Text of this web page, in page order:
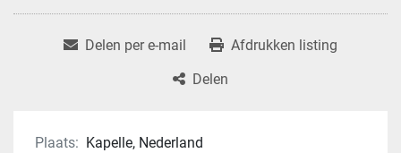
Delen per e-mail
Afdrukken listing
Delen
Plaats: Kapelle, Nederland